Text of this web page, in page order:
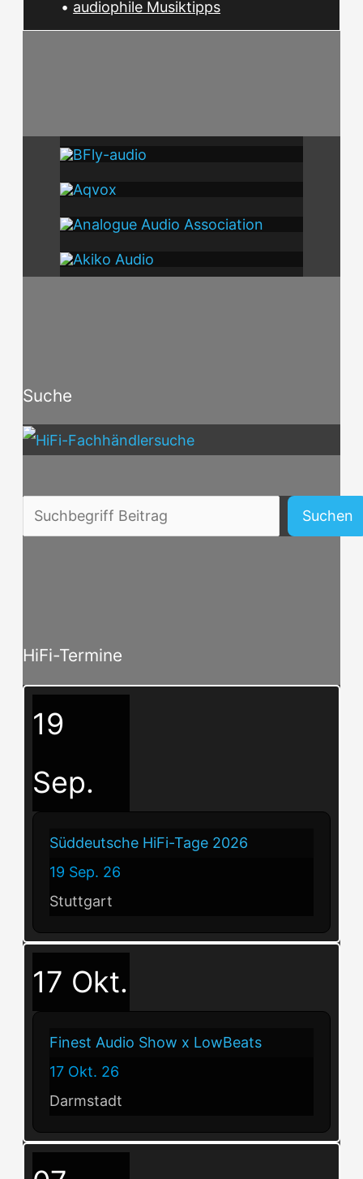
• audiophile Musiktipps
Suche
Beitragssuche Suchen
HiFi-Termine
19
Sep.
Süddeutsche HiFi-Tage 2026
19 Sep. 26
Stuttgart
17 Okt.
Finest Audio Show x LowBeats
17 Okt. 26
Darmstadt